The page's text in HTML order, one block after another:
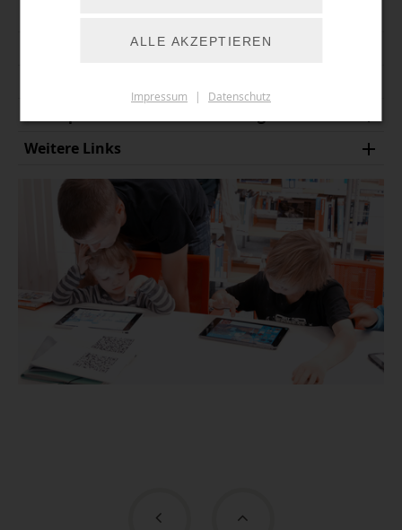
Weitere Links
ALLE AKZEPTIEREN
Impressum | Datenschutz